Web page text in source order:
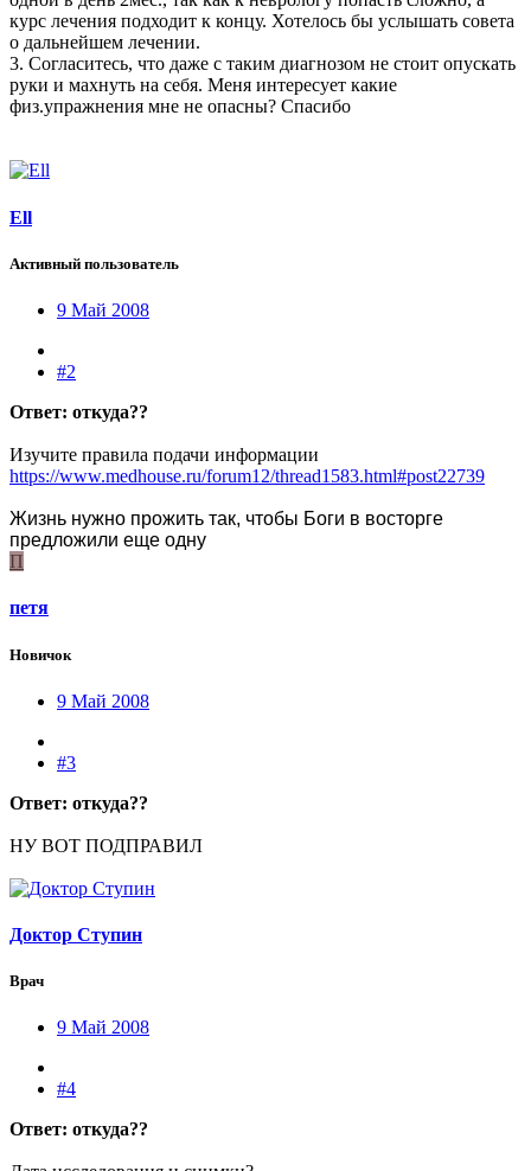
курс лечения подходит к концу. Хотелось бы услышать совета
о дальнейшем лечении.
3. Согласитесь, что даже с таким диагнозом не стоит опускать
руки и махнуть на себя. Меня интересует какие
физ.упражнения мне не опасны? Спасибо
Ell
Активный пользователь
9 Май 2008
#2
Ответ: откуда??
Изучите правила подачи информации
https://www.medhouse.ru/forum12/thread1583.html#post22739
Жизнь нужно прожить так, чтобы Боги в восторге
предложили еще одну
П
петя
Новичок
9 Май 2008
#3
Ответ: откуда??
НУ ВОТ ПОДПРАВИЛ
Доктор Ступин
Врач
9 Май 2008
#4
Ответ: откуда??